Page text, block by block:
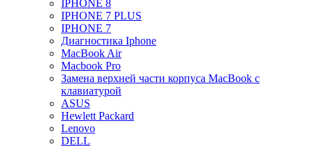
IPHONE 8
IPHONE 7 PLUS
IPHONE 7
Диагностика Iphone
MacBook Air
Macbook Pro
Замена верхней части корпуса MacBook с
клавиатурой
ASUS
Hewlett Packard
Lenovo
DELL